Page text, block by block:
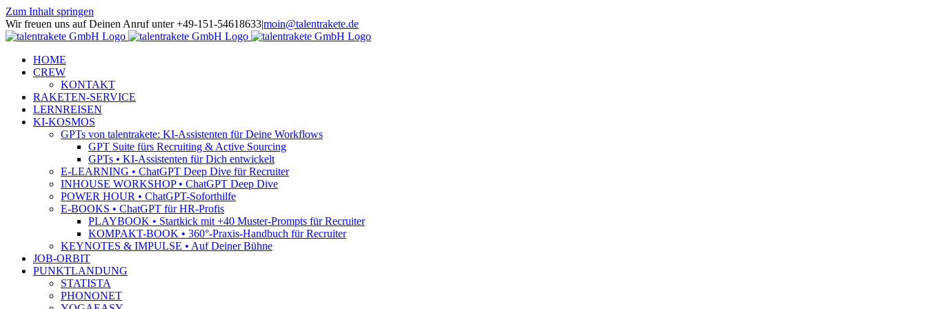
Zum Inhalt springen
Wir freuen uns auf Deinen Anruf unter +49-151-54618633|moin@talentrakete.de
HOME
CREW
KONTAKT
RAKETEN-SERVICE
LERNREISEN
KI-KOSMOS
GPTs von talentrakete: KI-Assistenten für Deine Workflows
GPT Suite fürs Recruiting & Active Sourcing
GPTs • KI-Assistenten für Dich entwickelt
E-LEARNING • ChatGPT Deep Dive für Recruiter
INHOUSE WORKSHOP • ChatGPT Deep Dive
POWER HOUR • ChatGPT-Soforthilfe
E-BOOKS • ChatGPT für HR-Profis
PLAYBOOK • Startkick mit +40 Muster-Prompts für Recruiter
KOMPAKT-BOOK • 360°-Praxis-Handbuch für Recruiter
KEYNOTES & IMPULSE • Auf Deiner Bühne
JOB-ORBIT
PUNKTLANDUNG
STATISTA
PHONONET